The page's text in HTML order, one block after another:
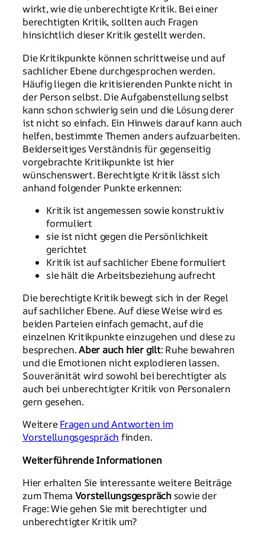
wirkt, wie die unberechtigte Kritik. Bei einer
berechtigten Kritik, sollten auch Fragen
hinsichtlich dieser Kritik gestellt werden.
Die Kritikpunkte können schrittweise und auf
sachlicher Ebene durchgesprochen werden.
Häufig liegen die kritisierenden Punkte nicht in
der Person selbst. Die Aufgabenstellung selbst
kann schon schwierig sein und die Lösung derer
ist nicht so einfach. Ein Hinweis darauf kann auch
helfen, bestimmte Themen anders aufzuarbeiten.
Beiderseitiges Verständnis für gegenseitig
vorgebrachte Kritikpunkte ist hier
wünschenswert. Berechtigte Kritik lässt sich
anhand folgender Punkte erkennen:
Kritik ist angemessen sowie konstruktiv
formuliert
sie ist nicht gegen die Persönlichkeit
gerichtet
Kritik ist auf sachlicher Ebene formuliert
sie hält die Arbeitsbeziehung aufrecht
Die berechtigte Kritik bewegt sich in der Regel
auf sachlicher Ebene. Auf diese Weise wird es
beiden Parteien einfach gemacht, auf die
einzelnen Kritikpunkte einzugehen und diese zu
besprechen.Aber auch hier gilt: Ruhe bewahren
und die Emotionen nicht explodieren lassen.
Souveränität wird sowohl bei berechtigter als
auch bei unberechtigter Kritik von Personalern
gern gesehen.
Weitere Fragen und Antworten im
Vorstellungsgespräch finden.
Weiterführende Informationen
Hier erhalten Sie interessante weitere Beiträge
zum Thema Vorstellungsgesprächsowie der
Frage: Wie gehen Sie mit berechtigter und
unberechtigter Kritik um?